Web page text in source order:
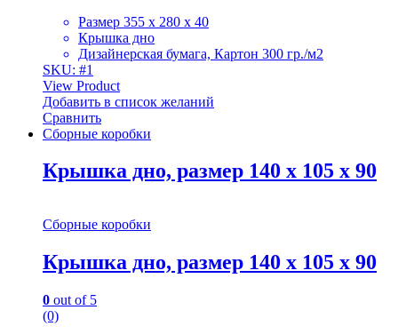
Размер 355 х 280 х 40
Крышка дно
Дизайнерская бумага, Картон 300 гр./м2
SKU: #1
View Product
Добавить в список желаний
Сравнить
Сборные коробки
Крышка дно, размер 140 х 105 х 90
Сборные коробки
Крышка дно, размер 140 х 105 х 90
0 out of 5
(0)